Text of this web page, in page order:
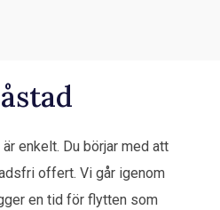
enkelt. Du börjar med att
offert. Vi går igenom
en tid för flytten som